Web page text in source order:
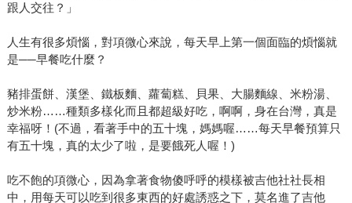
跟人交往？」
人生有很多煩惱，對項微心來說，每天早上第一個面臨的煩惱就
是──早餐吃什麼？
豬排蛋餅、漢堡、鐵板麵、蘿蔔糕、貝果、大腸麵線、米粉湯、
炒米粉……種類多樣化而且都超級好吃，啊啊，身在台灣，真是
幸福呀！(不過，看著手中的五十塊，媽媽喔……每天早餐預算只
有五十塊，真的太少了啦，是要餓死人喔！)
吃不飽的項微心，因為拿著食物傻呼呼的模樣被吉他社社長相
中，用每天可以吃到很多東西的好處誘惑之下，莫名進了吉他